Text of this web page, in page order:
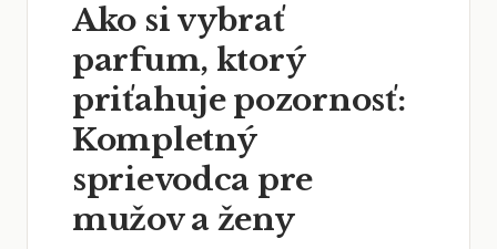
Ako si vybrať
parfum, ktorý
priťahuje pozornosť:
Kompletný
sprievodca pre
mužov a ženy